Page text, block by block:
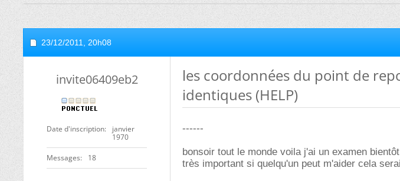
23/12/2011, 20h08
invite06409eb2
Date d'inscription
janvier
1970
Messages 18
les coordonnées du point de
identiques (HELP)
------
bonsoir tout le monde voila j'ai un examen
très important si quelqu'un peut m'aider cela